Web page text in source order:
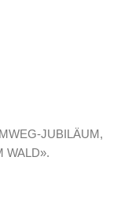
JUBILÄUM,
WALD».